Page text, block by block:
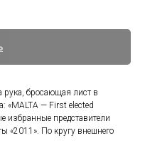
рука, бросающая лист в
«MALTA — First elected
представители
«2011». По кругу внешнего